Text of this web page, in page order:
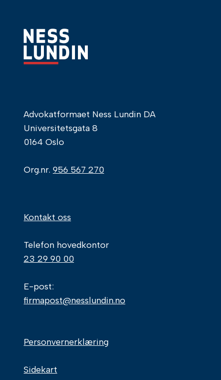
Advokatformaet Ness Lundin DA
Universitetsgata 8
0164 Oslo
Org.nr. 956 567 270
Kontakt oss
Telefon hovedkontor
23 29 90 00
E-post:
firmapost@nesslundin.no
Personvernerklæring
Sidekart